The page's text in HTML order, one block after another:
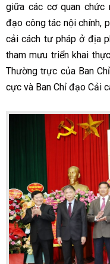
giữa các cơ quan chức
đạo công tác nội chính,
cải cách tư pháp ở địa
tham mưu triển khai
Thường trực của Ban
cực và Ban Chỉ đạo Cải